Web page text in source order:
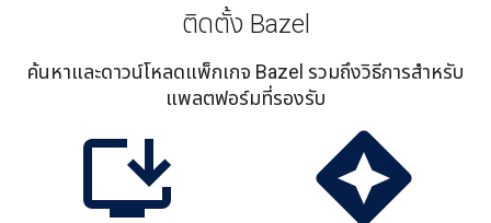
ติดตั้ง Bazel
ค้นหาและดาวน์โหลดแพ็กเกจ Bazel รวมถึงวิธีการสำหรับ
แพลตฟอร์มที่รองรับ